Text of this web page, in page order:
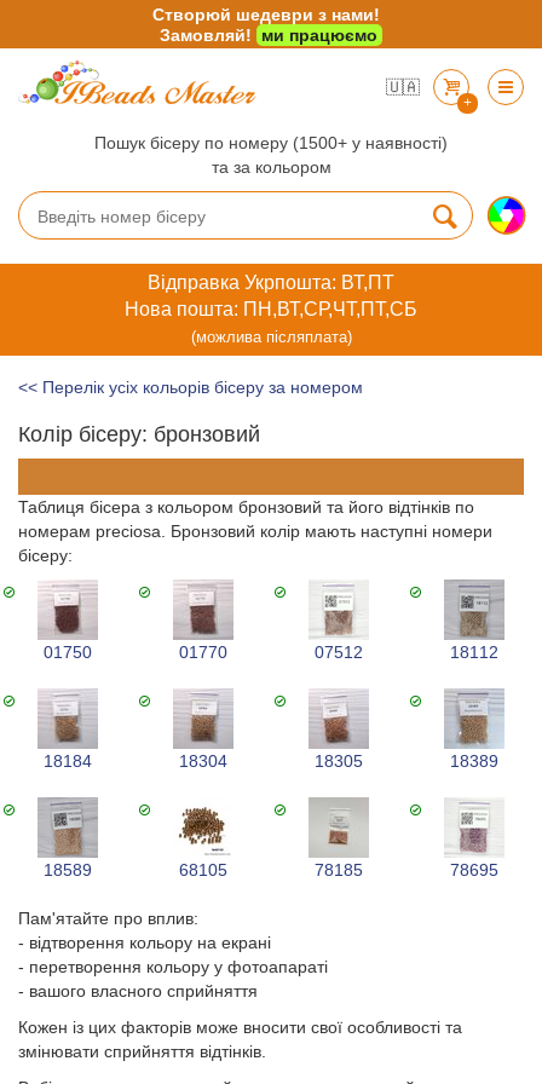
🇺🇦
+
Пошук бісеру по номеру (1500+ у наявності)
та за кольором
Відправка Укрпошта: ВТ,ПТ
Нова пошта: ПН,ВТ,СР,ЧТ,ПТ,СБ
(можлива післяплата)
<< Перелік усіх кольорів бісеру за номером
Колір бісеру: бронзовий
Таблиця бісера з кольором бронзовий та його відтінків по
номерам preciosa. Бронзовий колір мають наступні номери
бісеру:
01750 01770 07512 18112
18184 18304 18305 18389
18589 68105 78185 78695
Пам'ятайте про вплив:
- відтворення кольору на екрані
- перетворення кольору у фотоапараті
- вашого власного сприйняття
Кожен із цих факторів може вносити свої особливості та
змінювати сприйняття відтінків.
Створюй шедеври з нами!
Замовляй!
ми працюємо